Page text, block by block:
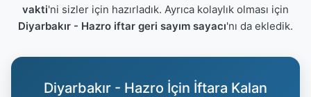
vakti'ni sizler için hazırladık. Ayrıca kolaylık olması için
Diyarbakır - Hazro iftar geri sayım sayacı'nı da ekledik.
Diyarbakır - Hazro İçin İftara Kalan